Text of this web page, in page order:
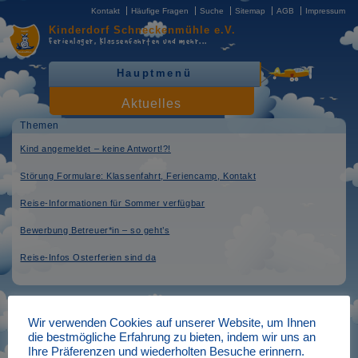
KinderdorfSchneckenmühle e.V.
Ferienlager, Klassenfahrten und mehr...
Hauptmenü
Aktuelles
Kontakt Häufige Fragen Suche Sitemap AGB Impressum
Themen
Kind angemeldet – keine Antwort!?!
Störung Formulare: Klassenfahrt, Feriencamp, Kontakt
Reise-Informationen für Sommer verfügbar
Bewerbung Betreuer*in – so geht’s
Reise-Infos Osterferien sind da
Elternbriefe online
verfasst am: 05.07.2022
Wir verwenden Cookies auf unserer Website, um Ihnen
die bestmögliche Erfahrung zu bieten, indem wir uns an
Ihre Präferenzen und wiederholten Besuche erinnern.